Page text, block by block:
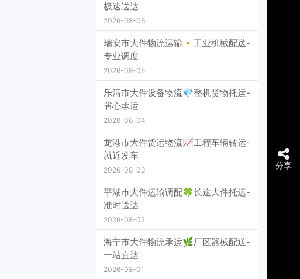
极速送达
2026-08-06
瑞安市大件物流运输🔸工业机械配送-
专业调度
2026-08-05
乐清市大件设备物流💎整机货物托运-
省心承运
2026-08-04
龙港市大件货运物流📈工程车辆转运-
就近发车
2026-08-03
平湖市大件运输调配🍀长途大件托运-
准时送达
2026-08-02
海宁市大件物流承运🌿厂区器械配送-
一站直达
2026-08-01
分享